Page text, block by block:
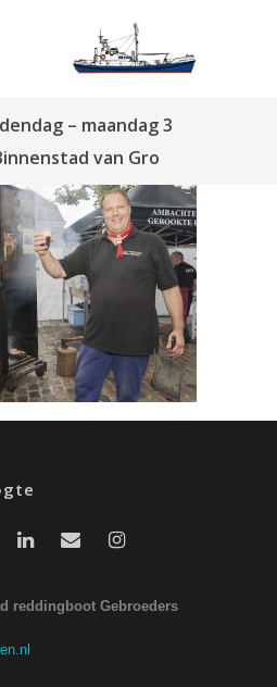
– maandag 3
van Gro
reddingboot Gebroeders